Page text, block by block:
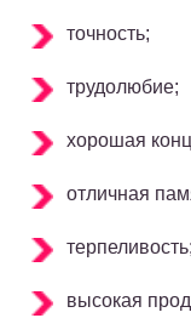
точность;
трудолюбие;
хорошая
отличная
терпеливость;
высокая